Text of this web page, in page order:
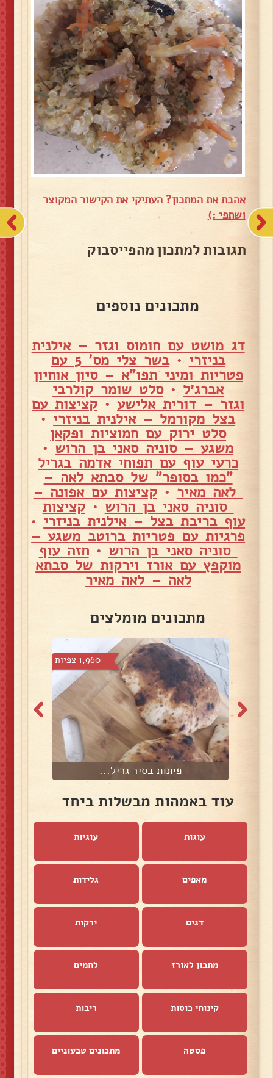
אהבת את המתכון? העתיקי את הקישור המקוצר
ושתפי :)
תגובות למתכון מהפייסבוק
מתכונים נוספים
דג מושט עם חומוס וגזר – אילנית
בניזרי • בשר צלי מס' 5 עם
פטריות ומיני תפו"א – סיון אוחיון
אברג׳ל •סלט שומר קולרבי
וגזר – דורית אלישע• קציצות עם
בצל מקורמל – אילנית בניזרי •
סלט ירוק עם חמוציות ופקאן
משגע – סוניה סאני בן הרוש •
כרעי עוף עם תפוחי אדמה בגריל
"כמו בסופר" של סבתא לאה –
לאה מאיר •קציצות עם אפונה –
סוניה סאני בן הרוש •קציצות
עוף בריבת בצל – אילנית בניזרי •
פרגיות עם פטריות ברוטב משגע –
סוניה סאני בן הרוש •חזה עוף
מוקפץ עם אורז וירקות של סבתא
לאה – לאה מאיר
מתכונים מומלצים
1,960 צפיות
פיתות בסיר גריל...
עוד באמהות מבשלות ביחד
עוגות עוגיות
מאפים גלידות
דגים ירקות
מתכון לאורז לחמים
קינוחי כוסות ריבות
פסטה מתכונים טבעוניים